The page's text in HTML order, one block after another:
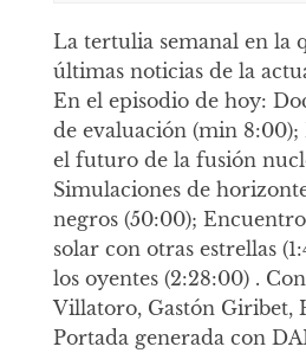
La tertulia semanal en la
últimas noticias de la
En el episodio de hoy:
de evaluación (min
el futuro de la fusión
Simulaciones de
negros (50:00);
solar con otras estrellas
los oyentes (2:28:00) .
Villatoro, Gastón Giribet,
Portada generada con